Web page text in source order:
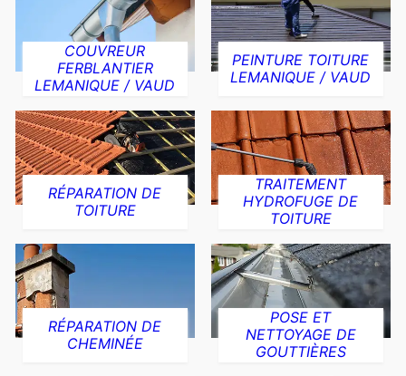
COUVREUR
FERBLANTIER
LEMANIQUE / VAUD
PEINTURE TOITURE
LEMANIQUE / VAUD
RÉPARATION DE
TOITURE
TRAITEMENT
HYDROFUGE DE
TOITURE
RÉPARATION DE
CHEMINÉE
POSE ET
NETTOYAGE DE
GOUTTIÈRES